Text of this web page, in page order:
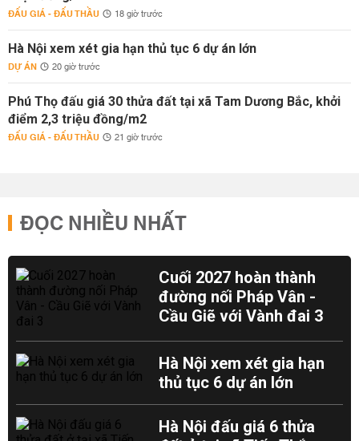
ĐẤU GIÁ - ĐẤU THẦU 18 giờ trước
Hà Nội xem xét gia hạn thủ tục 6 dự án lớn
DỰ ÁN 20 giờ trước
Phú Thọ đấu giá 30 thửa đất tại xã Tam Dương Bắc, khởi
điểm 2,3 triệu đồng/m2
ĐẤU GIÁ - ĐẤU THẦU 21 giờ trước
ĐỌC NHIỀU NHẤT
Cuối 2027 hoàn thành
đường nối Pháp Vân -
Cầu Giẽ với Vành đai 3
Hà Nội xem xét gia hạn
thủ tục 6 dự án lớn
Hà Nội đấu giá 6 thửa